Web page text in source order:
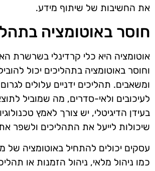
את החשיבות של שיתוף מידע.
חוסר באוטומציה
אוטומציה היא כלי קרדינלי בשרשרת
וחוסר באוטומציה בתהליכים יכול
ומשאבים. תהליכים ידניים עלולים
לעיכובים ולאי-סדרים, מה שמוביל
בעידן הדיגיטלי, יש צורך לאמץ
שיכולות לייעל את התהליכים ולשפר
עסקים יכולים להתחיל באוטומציה של
כמו ניהול מלאי, ניהול הזמנות או